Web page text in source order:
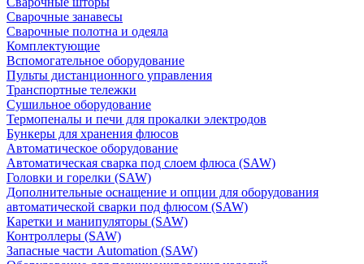
Сварочные занавесы
Сварочные полотна и одеяла
Комплектующие
Вспомогательное оборудование
Пульты дистанционного управления
Транспортные тележки
Сушильное оборудование
Термопеналы и печи для прокалки электродов
Бункеры для хранения флюсов
Автоматическое оборудование
Автоматическая сварка под слоем флюса (SAW)
Головки и горелки (SAW)
Дополнительные оснащение и опции для оборудования
автоматической сварки под флюсом (SAW)
Каретки и манипуляторы (SAW)
Контроллеры (SAW)
Запасные части Automation (SAW)